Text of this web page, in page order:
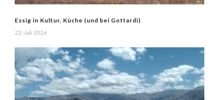
Essig in Kultur, Küche (und bei Gottardi)
22. Juli 2026